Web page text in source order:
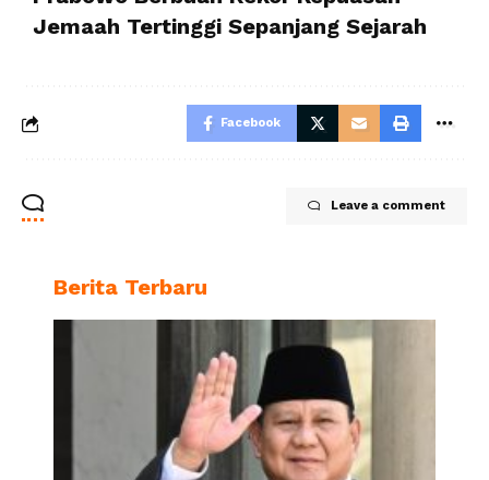
Jemaah Tertinggi Sepanjang Sejarah
Facebook
Leave a comment
Berita Terbaru